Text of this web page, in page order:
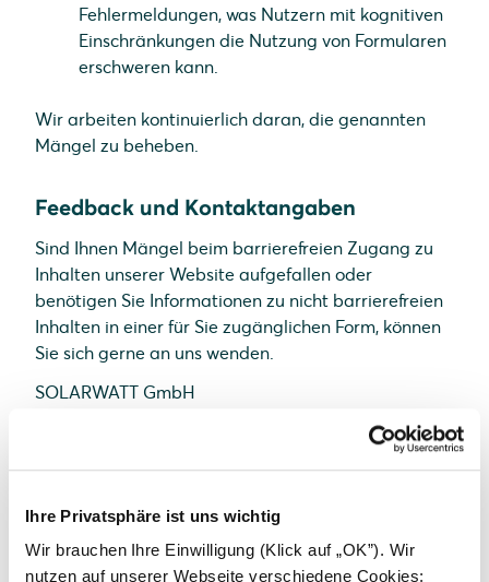
Ihre Privatsphäre ist uns wichtig
Wir brauchen Ihre Einwilligung (Klick auf „OK”). Wir
nutzen auf unserer Webseite verschiedene Cookies:
Fehlermeldungen, was Nutzern mit kognitiven
Einschränkungen die Nutzung von Formularen
erschweren kann.
Wir arbeiten kontinuierlich daran, die genannten
Mängel zu beheben.
Feedback und Kontaktangaben
Sind Ihnen Mängel beim barrierefreien Zugang zu
Inhalten unserer Website aufgefallen oder
benötigen Sie Informationen zu nicht barrierefreien
Inhalten in einer für Sie zugänglichen Form, können
Sie sich gerne an uns wenden.
SOLARWATT GmbH
01109 Dresden
E-Mail:info@solarwatt.com
Telefon:+49-351-8895-0